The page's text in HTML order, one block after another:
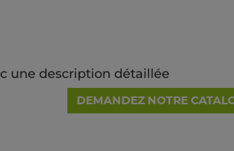
une description détaillée
DEMANDEZ NOTRE